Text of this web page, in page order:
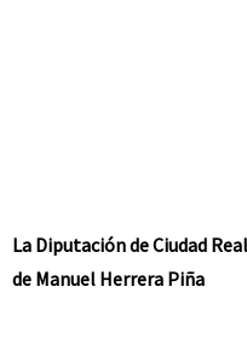
La Diputación de Ciudad
de Manuel Herrera Piña